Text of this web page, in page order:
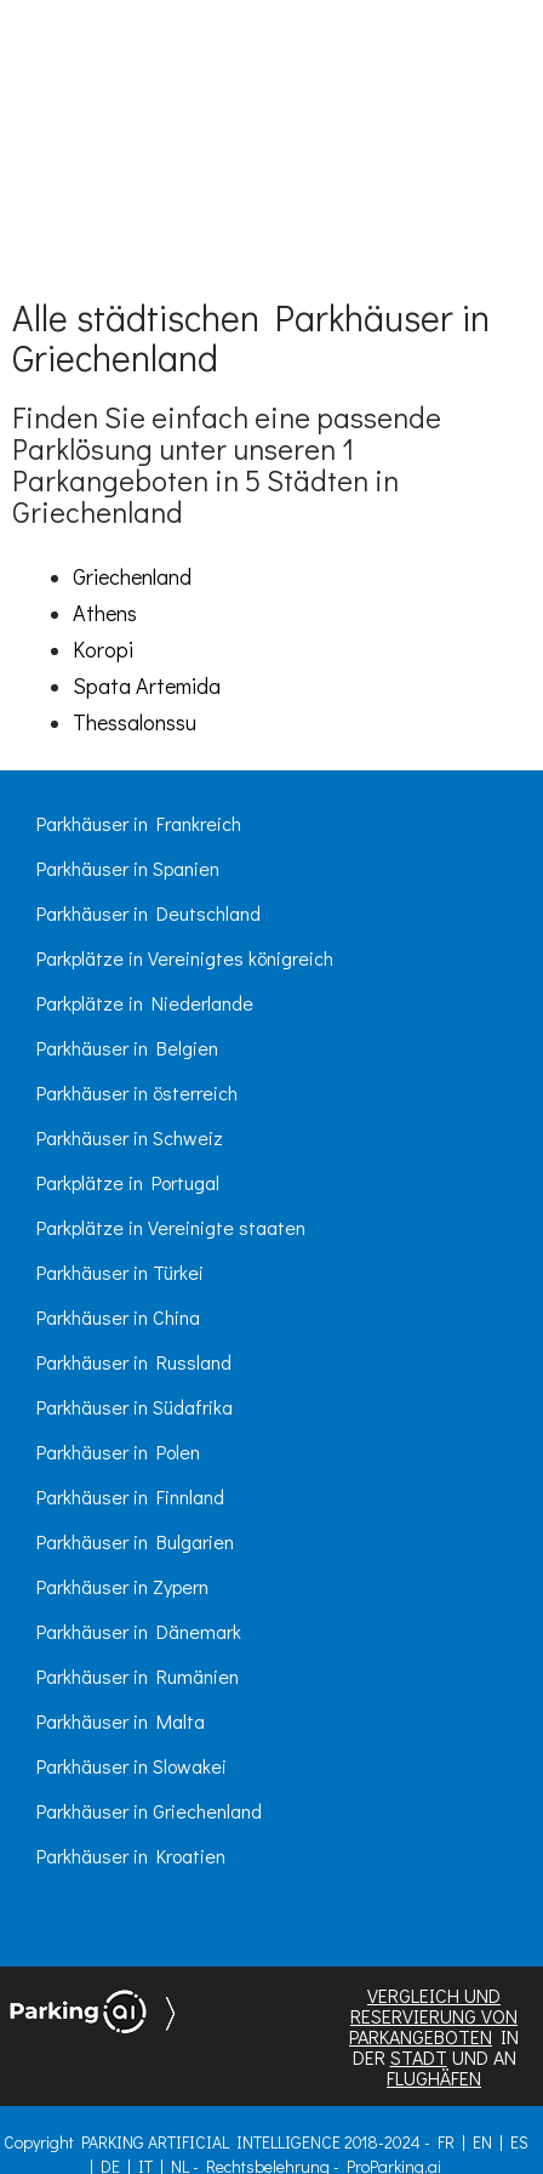
Alle städtischen Parkhäuser in
Griechenland
Finden Sie einfach eine passende
Parklösung unter unseren 1
Parkangeboten in 5 Städten in
Griechenland
Griechenland
Athens
Koropi
Spata Artemida
Thessalonssu
Parkhäuser in Frankreich
Parkhäuser in Spanien
Parkhäuser in Deutschland
Parkplätze in Vereinigtes königreich
Parkplätze in Niederlande
Parkhäuser in Belgien
Parkhäuser in österreich
Parkhäuser in Schweiz
Parkplätze in Portugal
Parkplätze in Vereinigte staaten
Parkhäuser in Türkei
Parkhäuser in China
Parkhäuser in Russland
Parkhäuser in Südafrika
Parkhäuser in Polen
Parkhäuser in Finnland
Parkhäuser in Bulgarien
Parkhäuser in Zypern
Parkhäuser in Dänemark
Parkhäuser in Rumänien
Parkhäuser in Malta
Parkhäuser in Slowakei
Parkhäuser in Griechenland
Parkhäuser in Kroatien
VERGLEICH UND
RESERVIERUNG VON
PARKANGEBOTEN IN
DER STADT UND AN
FLUGHÄFEN
Copyright PARKING ARTIFICIAL INTELLIGENCE 2018-2024 - FR| EN | ES
| DE | IT | NL- Rechtsbelehrung - ProParking.ai